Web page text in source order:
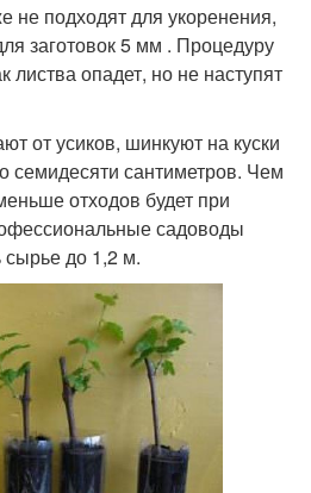
подходят для укоренения,
заготовок 5 мм . Процедуру
листва опадет, но не наступят
от усиков, шинкуют на куски
семидесяти сантиметров. Чем
отходов будет при
садоводы
сырье до 1,2 м.